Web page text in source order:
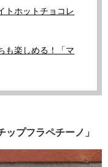
トホットチョコレ
も楽しめる！「マ
プフラペチーノ」